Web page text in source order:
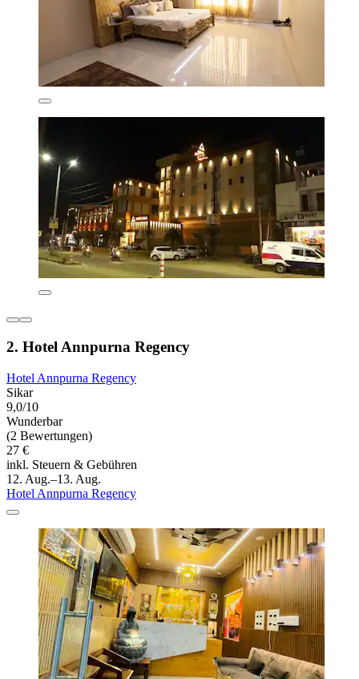
2. Hotel Annpurna Regency
Hotel Annpurna Regency
Sikar
9,0/10
Wunderbar
(2 Bewertungen)
27 €
inkl. Steuern & Gebühren
12. Aug.–13. Aug.
Hotel Annpurna Regency